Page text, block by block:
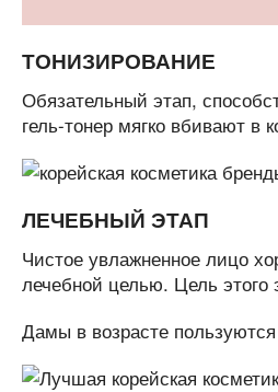
ТОНИЗИРОВАНИЕ
Обязательный этап,
гель-тонер мягко вбивают в
ЛЕЧЕБНЫЙ ЭТАП
Чистое увлажненное лицо
лечебной целью. Цель
Дамы в возрасте